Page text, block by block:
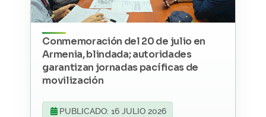
Conmemoración del 20 de julio en
Armenia, blindada; autoridades
garantizan jornadas pacíficas de
movilización
PUBLICADO: 16 JULIO 2026